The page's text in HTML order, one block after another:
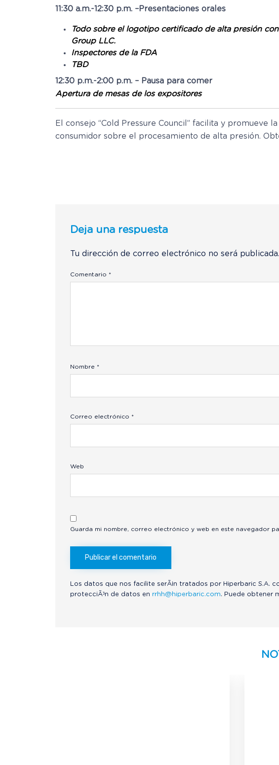
11:30 a.m.-12:30 p.m. –Presentaciones orales
Todo sobre el logotipo certificado de alta presión
Group LLC.
Inspectores de la FDA
TBD
12:30 p.m.-2:00 p.m. – Pausa para comer
Apertura de mesas de los expositores
El consejo “Cold Pressure Council” facilita y promueve
consumidor sobre el procesamiento de alta presión.
Deja una respuesta
Tu dirección de correo electrónico no será publicada.
Comentario *
Nombre *
Correo electrónico *
Web
Guarda mi nombre, correo electrónico y web en este navegador
Los datos que nos facilite serÃ¡n tratados por Hiperbaric S.A.
protecciÃ³n de datos en rrhh@hiperbaric.com. Puede obtener